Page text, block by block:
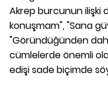
Akrep burcunun ilişki
konuşmam", "Sana
"Göründüğünden
cümlelerde önemli
edişi sade biçimde